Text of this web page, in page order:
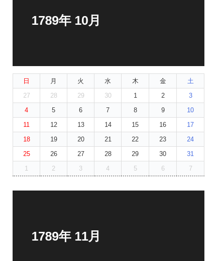
1789年 10月
日 月 火 水 木 金
土
27
28 29 30 1 2
3
4
5 6 7 8 9
10
11
12 13 14 15 16
17
18
19 20 21 22 23
24
25
26 27 28 29 30
31
1
2 3 4 5 6 7
1789年 11月